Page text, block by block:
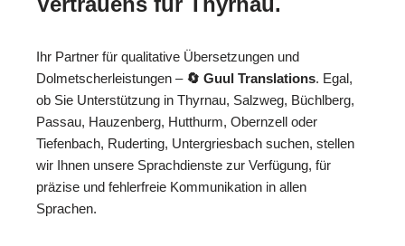
Ihr Partner für qualitative Übersetzungen und
Dolmetscherleistungen – 🔄 Guul Translations. Egal,
ob Sie Unterstützung in Thyrnau, Salzweg, Büchlberg,
Passau, Hauzenberg, Hutthurm, Obernzell oder
Tiefenbach, Ruderting, Untergriesbach suchen, stellen
wir Ihnen unsere Sprachdienste zur Verfügung, für
präzise und fehlerfreie Kommunikation in allen
Sprachen.